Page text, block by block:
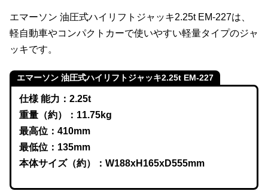
エマーソン 油圧式ハイリフトジャッキ2.25t EM-227は、
軽自動車やコンパクトカーで使いやすい軽量タイプのジャ
ッキです。
エマーソン 油圧式ハイリフトジャッキ2.25t EM-227
仕様 能力：2.25t
重量（約）：11.75kg
最高位：410mm
最低位：135mm
本体サイズ（約）：W188xH165xD555mm